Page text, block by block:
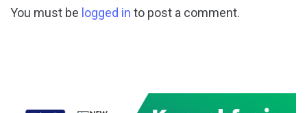
You must be logged in to post a comment.